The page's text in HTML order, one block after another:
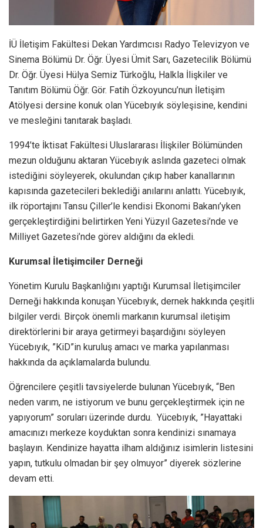
İÜ İletişim Fakültesi Dekan Yardımcısı Radyo Televizyon ve
Sinema Bölümü Dr. Öğr. Üyesi Ümit Sarı, Gazetecilik Bölümü
Dr. Öğr. Üyesi Hülya Semiz Türkoğlu, Halkla İlişkiler ve
Tanıtım Bölümü Öğr. Gör. Fatih Özkoyuncu’nun İletişim
Atölyesi dersine konuk olan Yücebıyık söyleşisine, kendini
ve mesleğini tanıtarak başladı.
1994’te İktisat Fakültesi Uluslararası İlişkiler Bölümünden
mezun olduğunu aktaran Yücebıyık aslında gazeteci olmak
istediğini söyleyerek, okulundan çıkıp haber kanallarının
kapısında gazetecileri beklediği anılarını anlattı. Yücebıyık,
ilk röportajını Tansu Çiller’le kendisi Ekonomi Bakanı’yken
gerçekleştirdiğini belirtirken Yeni Yüzyıl Gazetesi’nde ve
Milliyet Gazetesi’nde görev aldığını da ekledi.
Kurumsal İletişimciler Derneği
Yönetim Kurulu Başkanlığını yaptığı Kurumsal İletişimciler
Derneği hakkında konuşan Yücebıyık, dernek hakkında çeşitli
bilgiler verdi. Birçok önemli markanın kurumsal iletişim
direktörlerini bir araya getirmeyi başardığını söyleyen
Yücebıyık, ”KiD”in kuruluş amacı ve marka yapılanması
hakkında da açıklamalarda bulundu.
Öğrencilere çeşitli tavsiyelerde bulunan Yücebıyık, “Ben
neden varım, ne istiyorum ve bunu gerçekleştirmek için ne
yapıyorum” soruları üzerinde durdu. Yücebıyık, ”Hayattaki
amacınızı merkeze koyduktan sonra kendinizi sınamaya
başlayın. Kendinize hayatta ilham aldığınız isimlerin listesini
yapın, tutkulu olmadan bir şey olmuyor” diyerek sözlerine
devam etti.